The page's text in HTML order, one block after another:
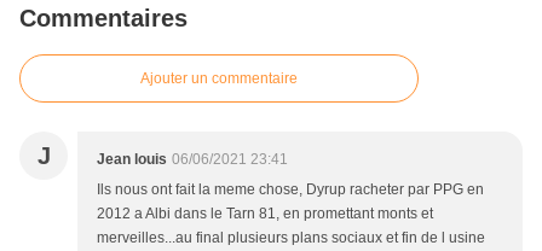
Commentaires
Ajouter un commentaire
J Jean louis 06/06/2021 23:41
Ils nous ont fait la meme chose, Dyrup racheter par PPG en
2012 a Albi dans le Tarn 81, en promettant monts et
merveilles...au final plusieurs plans sociaux et fin de l usine